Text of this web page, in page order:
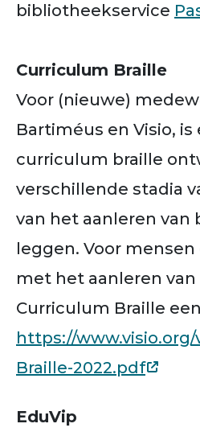
bibliotheekservice
Curriculum Braille
Voor (nieuwe)
Bartiméus en Visio, is
curriculum braille
verschillende stadia
van het aanleren van
leggen. Voor
met het aanleren van
Curriculum Braille
https://
Braille-2022.pdf
EduVip